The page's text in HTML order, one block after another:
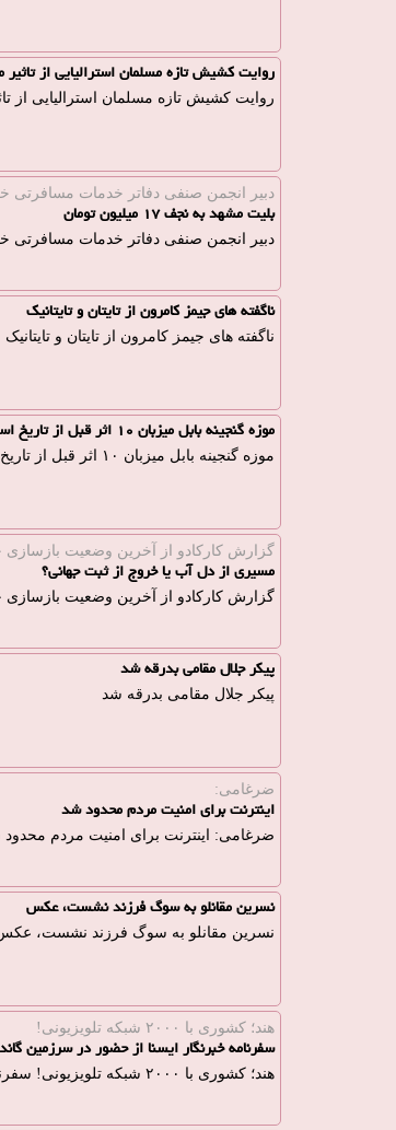
روایت کشیش تازه مسلمان استرالیایی از
روایت کشیش تازه مسلمان استرالیایی از
دبیر انجمن صنفی دفاتر خدمات مسافرتی
بلیت مشهد به نجف ۱۷ میلیون تومان
دبیر انجمن صنفی دفاتر خدمات مسافرتی خراسان
ناگفته های جیمز کامرون از تایتان و تایتانیک
ناگفته های جیمز کامرون از تایتان و تایتانیک
موزه گنجینه بابل میزبان ۱۰ اثر قبل از تاریخ است
موزه گنجینه بابل میزبان ۱۰ اثر قبل از تاریخ است
گزارش كاركادو از آخرین وضعیت بازسازی
مسیری از دل آب یا خروج از ثبت جهانی؟
گزارش كاركادو از آخرین وضعیت بازسازی
پیکر جلال مقامی بدرقه شد
پیکر جلال مقامی بدرقه شد
ضرغامی:
اینترنت برای امنیت مردم محدود شد
ضرغامی: اینترنت برای امنیت مردم
نسرین مقانلو به سوگ فرزند نشست، عکس
نسرین مقانلو به سوگ فرزند نشست،
هند؛ كشوری با ۲۰۰۰ شبكه تلویزیونی!
سفرنامه خبرنگار ایسنا از حضور در سرزمین
هند؛ كشوری با ۲۰۰۰ شبكه تلویزیونی! سفرنامه خبرنگار ایسنا از حضور در سرزمین گاندی